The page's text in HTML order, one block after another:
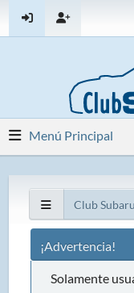
Menú Principal
Club
¡Advertencia!
Solamente